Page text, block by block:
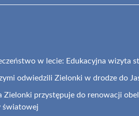
w lecie: Edukacyjna wizyta
odwiedzili Zielonki w drodze do
Zielonki przystępuje do renowacji
światowej